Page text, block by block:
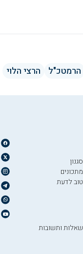
הרמטכ"ל הרצי הלוי
סגנון
מתכונים
טוב לדעת
שאלות ותשובות